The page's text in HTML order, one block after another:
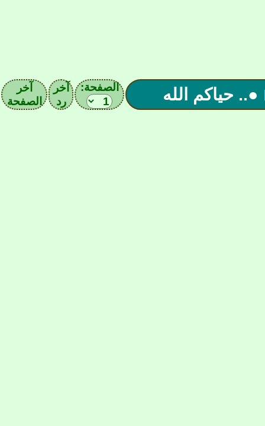
الصفحة:
آخر
رد
آخر
الصفحة